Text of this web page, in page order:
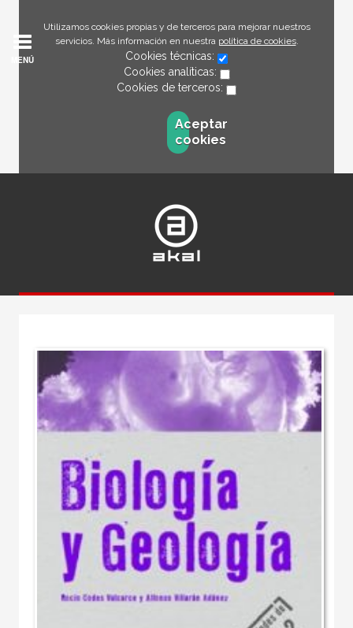
Utilizamos cookies propias y de terceros para mejorar nuestros
servicios. Más información en nuestra política de cookies.
Cookies técnicas:
Cookies analíticas:
Cookies de terceros:
Aceptar
cookies
MENÚ